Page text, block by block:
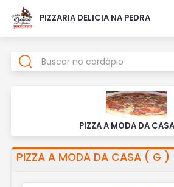
PIZZARIA DELICIA NA PEDRA
PIZZA A MODA DA
PIZZA A MODA DA CASA ( G )